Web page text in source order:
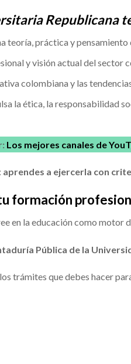
Republicana
teoría, práctica y
y visión actual del sector
colombiana y las
la ética, la responsabilidad
Los mejores canales de
aprendes a ejercerla con
formación
en la educación como motor
Pública de la
trámites que debes hacer